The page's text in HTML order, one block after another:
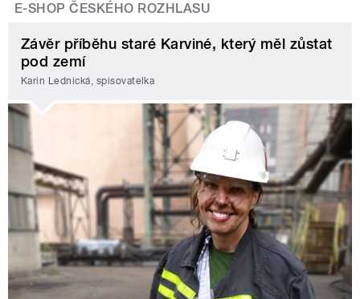
E-SHOP ČESKÉHO ROZHLASU
Závěr příběhu staré Karviné, který měl zůstat
pod zemí
Karin Lednická, spisovatelka